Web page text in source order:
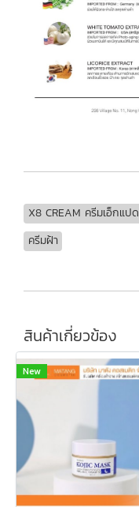
X8 CREAM ครีมเอ็กแปด
ครีมฝ้า
สินค้าเกี่ยวข้อง
New